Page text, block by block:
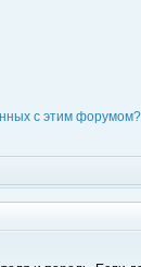
с этим форумом?